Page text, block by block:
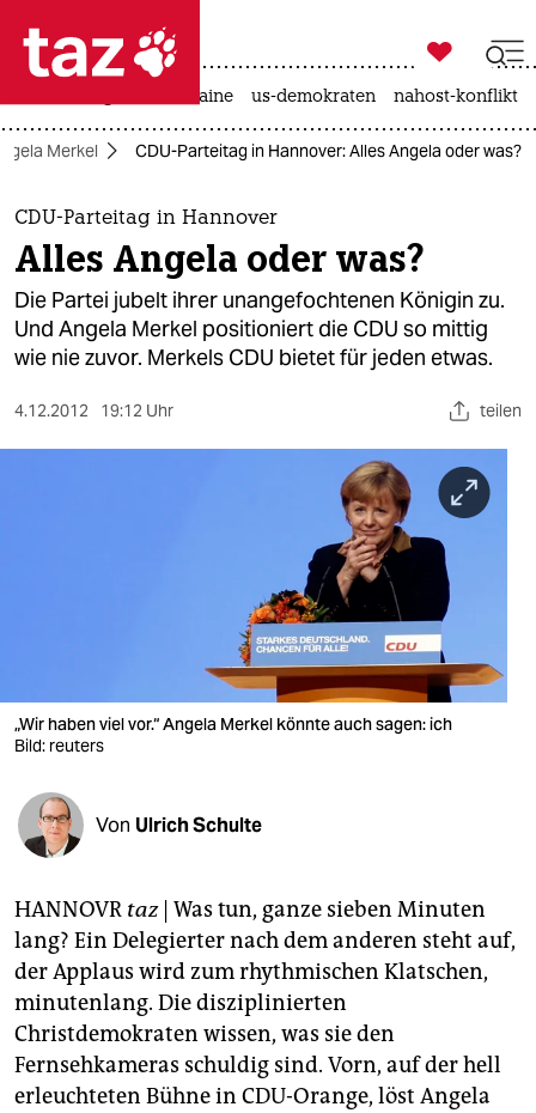
 taz zahl ich
taz zahl ich
themen
politik
öko
verlag
verlag
veranstaltungen
shop
unterstützen
abo
genossenschaft
epaper login

taz zahl ich
krieg in der ukraine us-demokraten nahost-konflikt
Merkel CDU-Parteitag in Hannover: Alles Angela oder was?
CDU-Parteitag in Hannover
Alles Angela oder was?
Die Partei jubelt ihrer unangefochtenen Königin zu.
Und Angela Merkel positioniert die CDU so mittig
wie nie zuvor. Merkels CDU bietet für jeden etwas.
4.12.2012 19:12 Uhr teilen
„Wir haben viel vor.“ Angela Merkel könnte auch sagen: ich
Bild: reuters
Von Ulrich Schulte
HANNOVR taz| Was tun, ganze sieben Minuten
lang? Ein Delegierter nach dem anderen steht auf,
der Applaus wird zum rhythmischen Klatschen,
minutenlang. Die disziplinierten
Christdemokraten wissen, was sie den
Fernsehkameras schuldig sind. Vorn, auf der hell
erleuchteten Bühne in CDU-Orange, löst Angela